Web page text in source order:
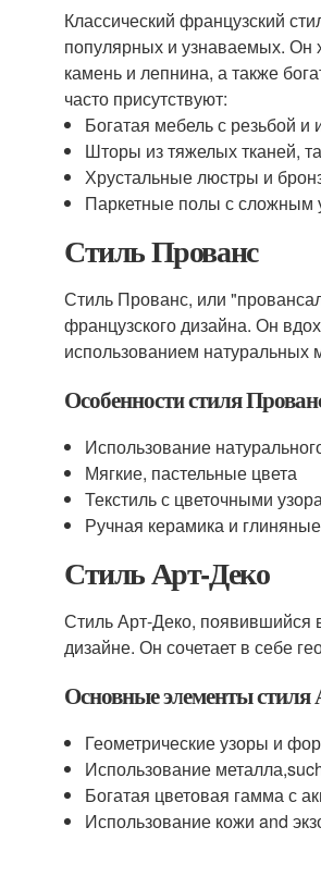
Классический французский
популярных и узнаваемых. Он
камень и лепнина, а также
часто присутствуют:
Богатая мебель с резьбой и
Шторы из тяжелых тканей,
Хрустальные люстры и
Паркетные полы с сложным
Стиль Прованс
Стиль Прованс, или
французского дизайна. Он
использованием натуральных
Особенности стиля
Использование
Мягкие, пастельные цвета
Текстиль с цветочными
Ручная керамика и
Стиль Арт-Деко
Стиль Арт-Деко, появившийся
дизайне. Он сочетает в себе
Основные элементы стиля
Геометрические узоры и
Использование
Богатая цветовая гамма с
Использование кожи and